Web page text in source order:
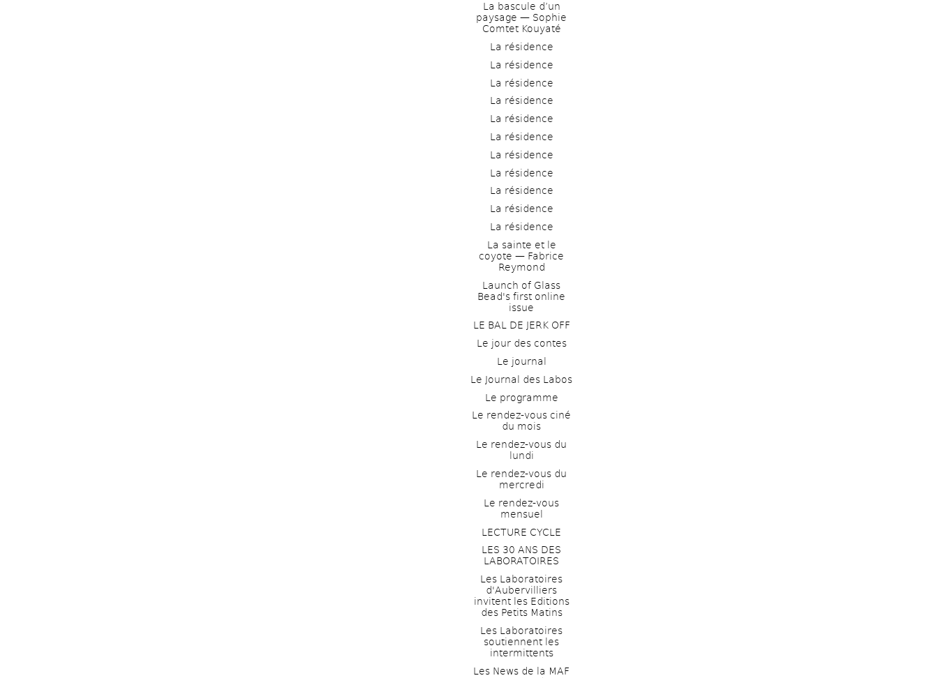
La bascule d’un
paysage — Sophie
Comtet Kouyaté
La résidence
La résidence
La résidence
La résidence
La résidence
La résidence
La résidence
La résidence
La résidence
La résidence
La résidence
La sainte et le
coyote — Fabrice
Reymond
Launch of Glass
Bead's first online
issue
LE BAL DE JERK OFF
Le jour des contes
Le journal
Le Journal des Labos
Le programme
Le rendez-vous ciné
du mois
Le rendez-vous du
lundi
Le rendez-vous du
mercredi
Le rendez-vous
mensuel
LECTURE CYCLE
LES 30 ANS DES
LABORATOIRES
Les Laboratoires
d'Aubervilliers
invitent les Editions
des Petits Matins
Les Laboratoires
soutiennent les
intermittents
Les News de la MAF